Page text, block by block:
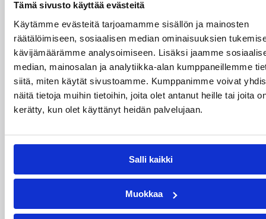
Tämä sivusto käyttää evästeitä
Käytämme evästeitä tarjoamamme sisällön ja mainosten
räätälöimiseen, sosiaalisen median ominaisuuksien
kävijämäärämme analysoimiseen. Lisäksi jaamme
median, mainosalan ja analytiikka-alan kumppaneillemme
siitä, miten käytät sivustoamme. Kumppanimme voivat
näitä tietoja muihin tietoihin, joita olet antanut heille tai joita
kerätty, kun olet käyttänyt heidän palvelujaan.
Salli kaikki
Muokkaa
Maaottelu 07.08.2026 21:42
Ruotsi piirun verran
Susiladiesia parempi
Tukholmassa